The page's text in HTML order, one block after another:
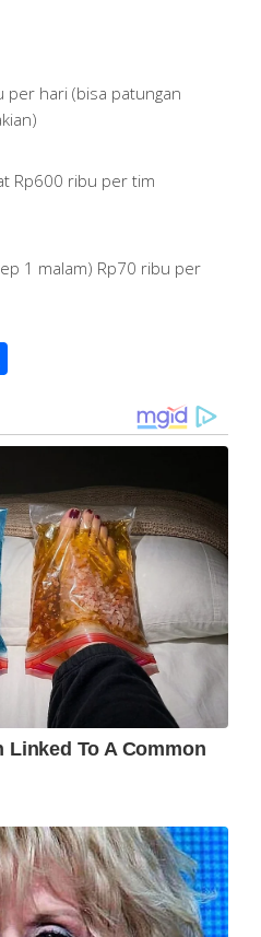
per hari (bisa patungan
Rp600 ribu per tim
1 malam) Rp70 ribu per